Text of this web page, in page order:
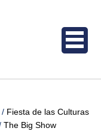
Fiesta de las Culturas
The Big Show